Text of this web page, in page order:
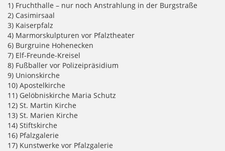
1) Fruchthalle – nur noch Anstrahlung in der Burgstraße
2) Casimirsaal
3) Kaiserpfalz
4) Marmorskulpturen vor Pfalztheater
6) Burgruine Hohenecken
7) Elf-Freunde-Kreisel
8) Fußballer vor Polizeipräsidium
9) Unionskirche
10) Apostelkirche
11) Gelöbniskirche Maria Schutz
12) St. Martin Kirche
13) St. Marien Kirche
14) Stiftskirche
16) Pfalzgalerie
17) Kunstwerke vor Pfalzgalerie